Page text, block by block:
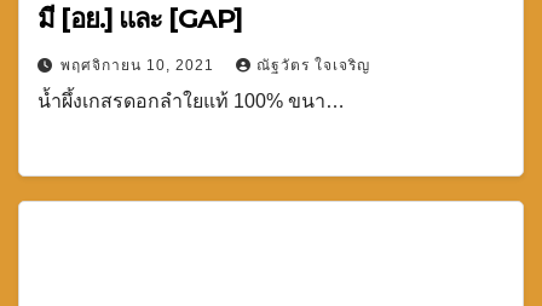
มี [อย.] และ [GAP]
พฤศจิกายน 10, 2021 ณัฐวัตร ใจเจริญ
น้ำผึ้งเกสรดอกลำใยแท้ 100% ขนา…